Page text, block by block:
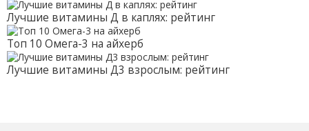
Лучшие витамины Д в каплях: рейтинг
Топ 10 Омега-3 на айхерб
Лучшие витамины Д3 взрослым: рейтинг